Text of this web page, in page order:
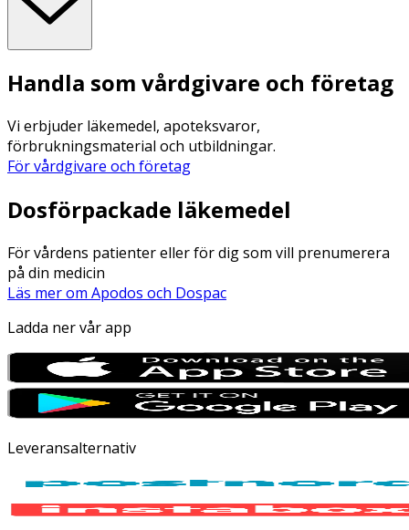
Handla som vårdgivare och företag
Vi erbjuder läkemedel, apoteksvaror,
förbrukningsmaterial och utbildningar.
För vårdgivare och företag
Dosförpackade läkemedel
För vårdens patienter eller för dig som vill prenumerera
på din medicin
Läs mer om Apodos och Dospac
Ladda ner vår app
Leveransalternativ